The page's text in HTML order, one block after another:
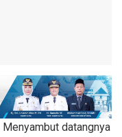
Menyambut datangnya